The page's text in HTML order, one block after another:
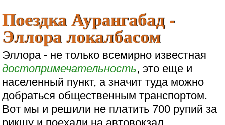
Поездка Аурангабад -
Эллора локалбасом
Эллора - не только всемирно известная
достопримечательность, это еще и
населенный пункт, а значит туда можно
добраться общественным транспортом.
Вот мы и решили не платить 700 рупий за